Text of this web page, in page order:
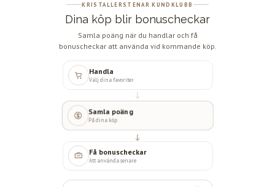
KRISTALLERSTENAR KUNDKLUBB
Dina köp blir bonuscheckar
Samla poäng när du handlar och få
bonuscheckar att använda vid kommande köp.
Handla
Välj dina favoriter
Samla poäng
På dina köp
Få bonuscheckar
Att använda senare